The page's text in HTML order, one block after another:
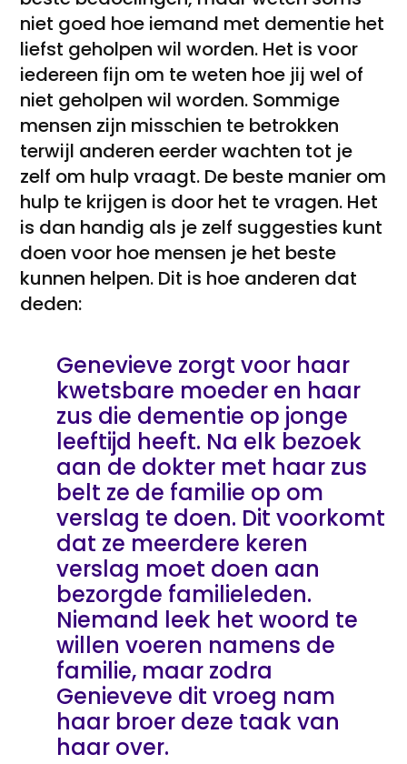
niet goed hoe iemand met dementie het
liefst geholpen wil worden. Het is voor
iedereen fijn om te weten hoe jij wel of
niet geholpen wil worden. Sommige
mensen zijn misschien te betrokken
terwijl anderen eerder wachten tot je
zelf om hulp vraagt. De beste manier om
hulp te krijgen is door het te vragen. Het
is dan handig als je zelf suggesties kunt
doen voor hoe mensen je het beste
kunnen helpen. Dit is hoe anderen dat
deden:
Genevieve zorgt voor haar
kwetsbare moeder en haar
zus die dementie op jonge
leeftijd heeft. Na elk bezoek
aan de dokter met haar zus
belt ze de familie op om
verslag te doen. Dit voorkomt
dat ze meerdere keren
verslag moet doen aan
bezorgde familieleden.
Niemand leek het woord te
willen voeren namens de
familie, maar zodra
Genieveve dit vroeg nam
haar broer deze taak van
haar over.